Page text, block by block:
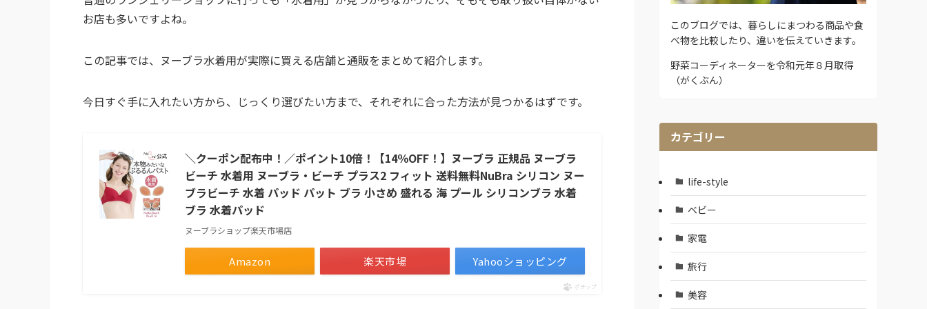
お店も多いですよね。
この記事では、ヌーブラ水着用が実際に買える店舗と通販をまとめて紹介します。
今日すぐ手に入れたい方から、じっくり選びたい方まで、それぞれに合った方法が見つかるはずです。
＼クーポン配布中！／ポイント10倍！【14％OFF！】ヌーブラ 正規品 ヌーブラ
ビーチ 水着用 ヌーブラ・ビーチ プラス2 フィット 送料無料NuBra シリコン ヌー
ブラビーチ 水着 パッド パット ブラ 小さめ 盛れる 海 プール シリコンブラ 水着
ブラ 水着パッド
ヌーブラショップ楽天市場店
Amazon 楽天市場 Yahooショッピング
ポチップ
このブログでは、暮らしにまつわる商品や食
べ物を比較したり、違いを伝えていきます。
野菜コーディネーターを令和元年８月取得
（がくぶん）
カテゴリー
life-style
ベビー
家電
旅行
美容